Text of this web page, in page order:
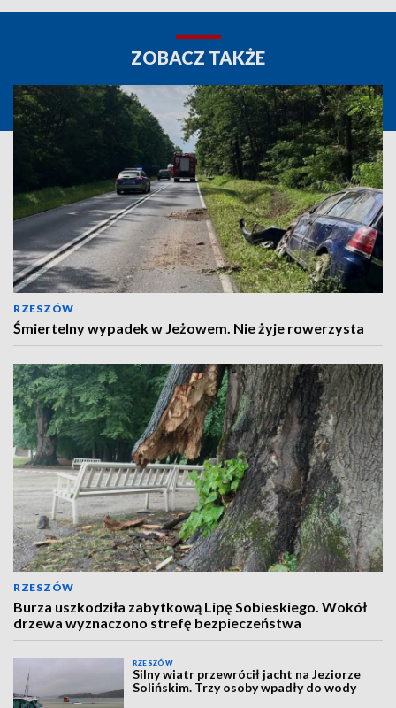
ZOBACZ TAKŻE
RZESZÓW
Śmiertelny wypadek w Jeżowem. Nie żyje rowerzysta
RZESZÓW
Burza uszkodziła zabytkową Lipę Sobieskiego. Wokół
drzewa wyznaczono strefę bezpieczeństwa
RZESZÓW
Silny wiatr przewrócił jacht na Jeziorze
Solińskim. Trzy osoby wpadły do wody